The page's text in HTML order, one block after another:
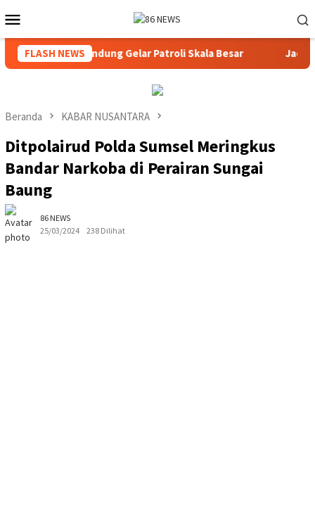
ke
kontenMobile
FLASH NEWS
Polresta Bandung Gelar Patroli Skala Besar Jadwal
Beranda KABAR NUSANTARA
Ditpolairud Polda Sumsel Meringkus
Bandar Narkoba di Perairan Sungai
Baung
86 NEWS
25/03/2024
238 Dilihat